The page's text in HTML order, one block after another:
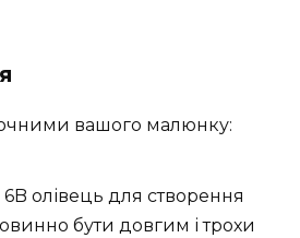
вашого малюнку:
олівець для створення
бути довгим і трохи